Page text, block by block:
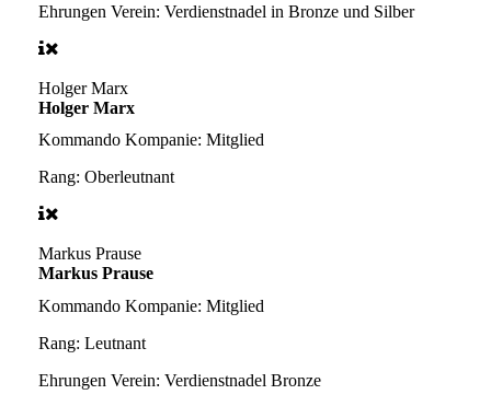
Ehrungen Verein: Verdienstnadel in Bronze und Silber
Holger Marx
Holger Marx
Kommando Kompanie: Mitglied
Rang: Oberleutnant
Markus Prause
Markus Prause
Kommando Kompanie: Mitglied
Rang: Leutnant
Ehrungen Verein: Verdienstnadel Bronze